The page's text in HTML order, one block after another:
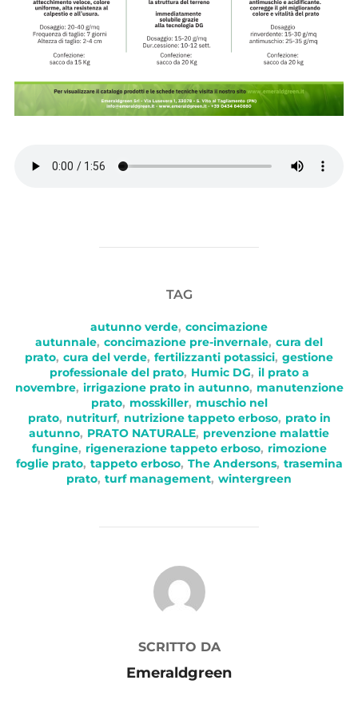
TAG
autunno verde, concimazione
autunnale, concimazione pre-invernale, cura del
prato, cura del verde, fertilizzanti potassici, gestione
professionale del prato, Humic DG, il prato a
novembre, irrigazione prato in autunno, manutenzione
prato, mosskiller, muschio nel
prato, nutriturf, nutrizione tappeto erboso, prato in
autunno, PRATO NATURALE, prevenzione malattie
fungine, rigenerazione tappeto erboso, rimozione
foglie prato, tappeto erboso, The Andersons, trasemina
prato, turf management, wintergreen
AUTORE DELL'ARTICOLO
SCRITTO DA
Emeraldgreen